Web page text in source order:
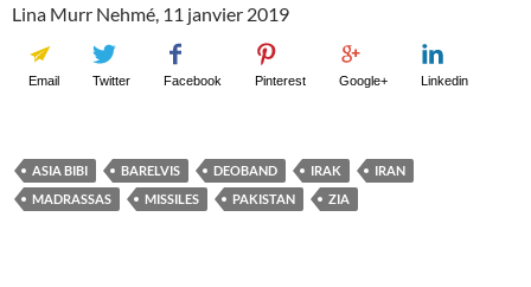
Lina Murr Nehmé, 11 janvier 2019
Email Twitter Facebook Pinterest Google+ Linkedin
ASIA BIBI BARELVIS DEOBAND IRAK
IRAN
MADRASSAS
MISSILES PAKISTAN ZIA